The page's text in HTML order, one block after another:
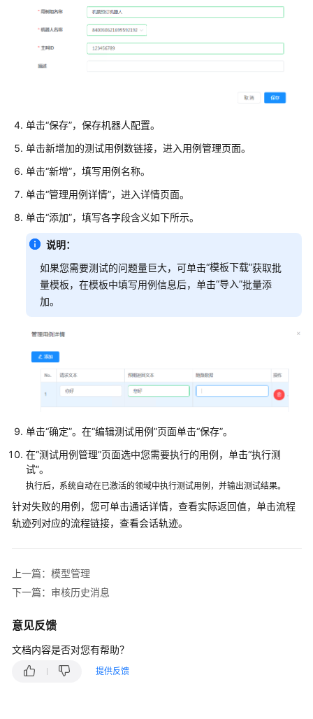
理
员
指
您
租
间
配
置
员
工
中
心
人
工
服
务
置
移
客
配
媒
体
道
机
器
单击“保存”，保存机器人配置。
单击新增加的测试用例数链接，进入用例管理页面。
单击“新增”，填写用例名称。
单击“管理用例详情”，进入详情页面。
单击“添加”，填写各字段含义如下所示。
说明：
如果您需要测试的问题量巨大，可单击“模板下载”获取批
量模板，在模板中填写用例信息后，单击“导入”批量添
加。
单击“确定”。在“编辑测试用例”页面单击“保存”。
在“测试用例管理”页面选中您需要执行的用例，单击“执行测
试”。
执行后，系统自动在已激活的领域中执行测试用例，并输出测试结果。
针对失败的用例，您可单击通话详情，查看实际返回值，单击流程
轨迹列对应的流程链接，查看会话轨迹。
上一篇：模型管理
下一篇：审核历史消息
意见反馈
文档内容是否对您有帮助？
提供反馈